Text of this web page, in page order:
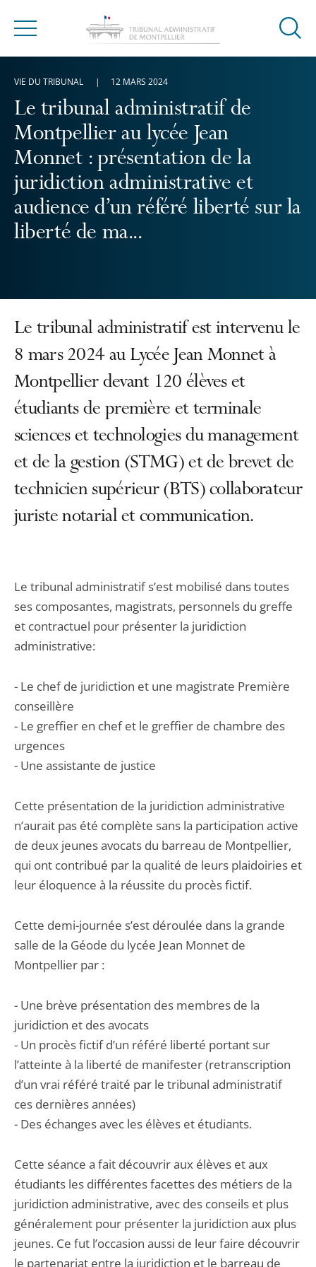
Menu
Ouvrir
Le tribunal administratif de
Montpellier au lycée Jean
Monnet : présentation de la
juridiction administrative et
audience d’un référé liberté sur la
liberté de ma...
VIE DU TRIBUNAL 12 MARS 2024
Le tribunal administratif est intervenu le
8 mars 2024 au Lycée Jean Monnet à
Montpellier devant 120 élèves et
étudiants de première et terminale
sciences et technologies du management
et de la gestion (STMG) et de brevet de
technicien supérieur (BTS) collaborateur
juriste notarial et communication.
Le tribunal administratif s’est mobilisé dans toutes
ses composantes, magistrats, personnels du greffe
et contractuel pour présenter la juridiction
administrative:
- Le chef de juridiction et une magistrate Première
conseillère
- Le greffier en chef et le greffier de chambre des
urgences
- Une assistante de justice
Cette présentation de la juridiction administrative
n’aurait pas été complète sans la participation active
de deux jeunes avocats du barreau de Montpellier,
qui ont contribué par la qualité de leurs plaidoiries et
leur éloquence à la réussite du procès fictif.
Cette demi-journée s’est déroulée dans la grande
salle de la Géode du lycée Jean Monnet de
Montpellier par :
- Une brève présentation des membres de la
juridiction et des avocats
- Un procès fictif d’un référé liberté portant sur
l’atteinte à la liberté de manifester (retranscription
d’un vrai référé traité par le tribunal administratif
ces dernières années)
- Des échanges avec les élèves et étudiants.
Cette séance a fait découvrir aux élèves et aux
étudiants les différentes facettes des métiers de la
juridiction administrative, avec des conseils et plus
généralement pour présenter la juridiction aux plus
jeunes. Ce fut l’occasion aussi de leur faire découvrir
le partenariat entre la juridiction et le barreau de